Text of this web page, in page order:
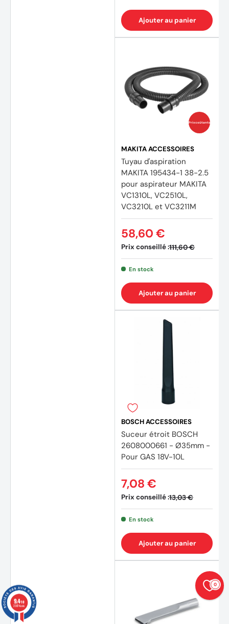
Ajouter au panier
Prix coûtants
MAKITA ACCESSOIRES
Tuyau d'aspiration
MAKITA 195434-1 38-2.5
pour aspirateur MAKITA
VC1310L, VC2510L,
VC3210L et VC3211M
Prix conseillé :111,60 €
58,60 €
En stock
Ajouter au panier
BOSCH ACCESSOIRES
Suceur étroit BOSCH
2608000661 - Ø35mm -
Pour GAS 18V-10L
Prix conseillé :13,03 €
7,08 €
En stock
Ajouter au panier
0
9.4/10
23874 avis